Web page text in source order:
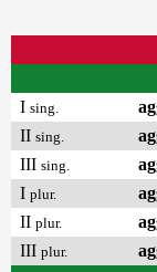
I sing.
II sing.
III sing.
I plur.
II plur.
III plur.